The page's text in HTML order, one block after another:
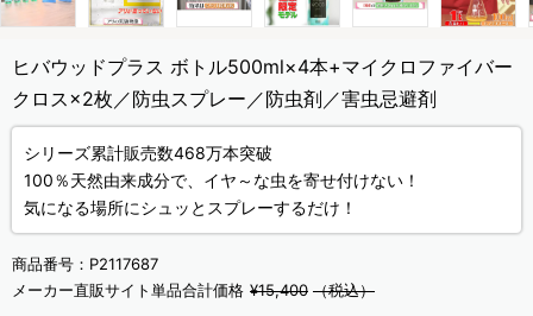
ヒバウッドプラス ボトル500ml×4本+マイクロファイバー
クロス×2枚／防虫スプレー／防虫剤／害虫忌避剤
シリーズ累計販売数468万本突破
100％天然由来成分で、イヤ～な虫を寄せ付けない！
気になる場所にシュッとスプレーするだけ！
商品番号： P2117687
メーカー直販サイト単品合計価格 ¥15,400 （税込）